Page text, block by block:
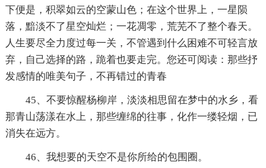
下便是，积翠如云的空蒙山色；在这个世界上，一星陨
落，黯淡不了星空灿烂；一花凋零，荒芜不了整个春天。
人生要尽全力度过每一关，不管遇到什么困难不可轻言放
弃，自己选择的路，跪着也要走完。您还可阅读：那些抒
发感情的唯美句子，不再错过的青春
45、不要惊醒杨柳岸，淡淡相思留在梦中的水乡，看
那青山荡漾在水上，那些缠绵的往事，化作一缕轻烟，已
消失在远方。
46、我想要的天空不是你所给的包围圈。